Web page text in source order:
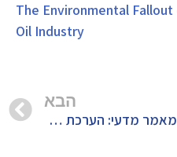
The Environmental Fallout
Oil Industry
הבא
מאמר מדעי: הערכת ההשפעה הסביבתית שסיפקה נובל אנרג'י בנוגע לאסדת לוויתן היא הערכת חסר גסה, מכילה שורה של פגמים, ומתבססת על מודלים לא מקצועיים